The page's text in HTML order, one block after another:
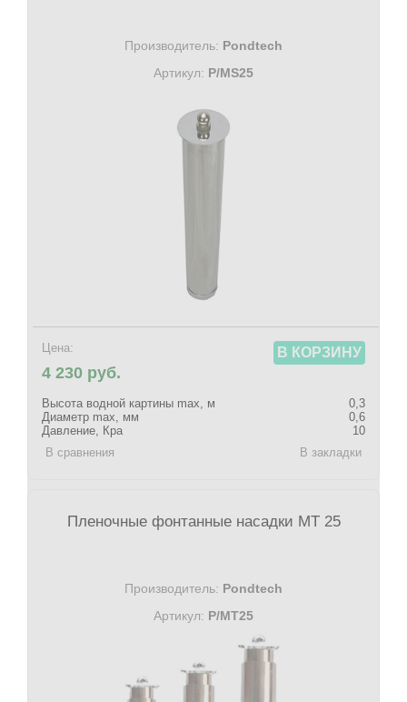
Производитель: Pondtech
Артикул: P/MS25
Цена:
4 230 руб.
В КОРЗИНУ
Высота водной картины max, м
0,3
Диаметр max, мм
0,6
Давление, Кра
10
В сравнения
В закладки
Пленочные фонтанные насадки MT 25
Производитель: Pondtech
Артикул: P/MT25